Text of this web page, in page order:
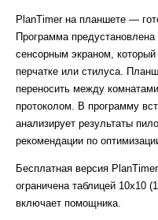
PlanTimer на планшете —
Программа
сенсорным экраном, который
перчатке или стилуса.
переносить между
протоколом. В программу
анализирует результаты
рекомендации по
Бесплатная версия
ограничена таблицей 10х10
включает помощника.